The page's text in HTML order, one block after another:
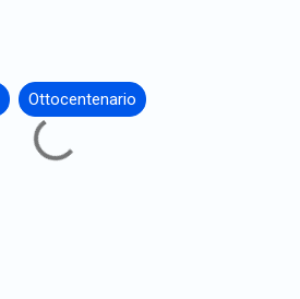
Ottocentenario